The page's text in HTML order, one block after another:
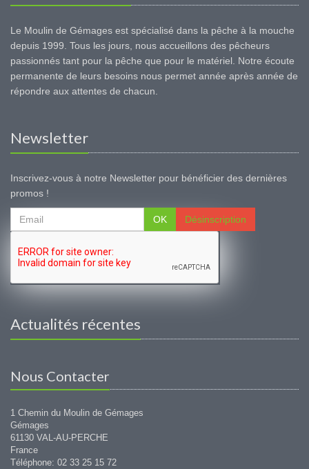
Le Moulin de Gémages est spécialisé dans la pêche à la mouche
depuis 1999. Tous les jours, nous accueillons des pêcheurs
passionnés tant pour la pêche que pour le matériel. Notre écoute
permanente de leurs besoins nous permet année après année de
répondre aux attentes de chacun.
Newsletter
Inscrivez-vous à notre Newsletter pour bénéficier des dernières
promos !
OK Désinscription
Actualités récentes
Nous Contacter
1 Chemin du Moulin de Gémages
Gémages
61130 VAL-AU-PERCHE
France
Téléphone: 02 33 25 15 72